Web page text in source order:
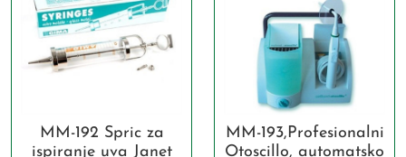
MM-192 Spric za
ispiranje uva Janet
MM-193,Profesionalni
Otoscillo, automatsko